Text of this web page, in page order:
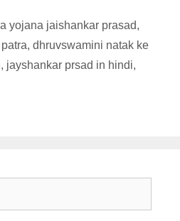
yojana jaishankar prasad,
, dhruvswamini natak ke
, jayshankar prsad in hindi,